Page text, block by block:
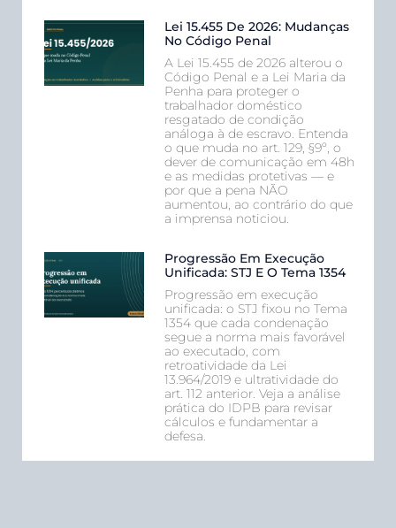
Lei 15.455 De 2026: Mudanças
No Código Penal
A Lei 15.455 de 2026 alterou o
Código Penal e a Lei Maria da
Penha para proteger o
trabalhador doméstico
resgatado de condição
análoga à de escravo. Entenda
o que muda no art. 129, §9º, o
dever de comunicação em 48h
e as medidas protetivas — e
por que a pena NÃO
aumentou, ao contrário do que
a imprensa noticiou.
Progressão Em Execução
Unificada: STJ E O Tema 1354
Progressão em execução
unificada: o STJ fixou no Tema
1354 que cada condenação
segue a norma mais favorável
ao executado, com
retroatividade da Lei
13.964/2019 e ultratividade do
art. 112 anterior. Veja a análise
prática do IDPB para revisar
cálculos e fundamentar a
defesa.